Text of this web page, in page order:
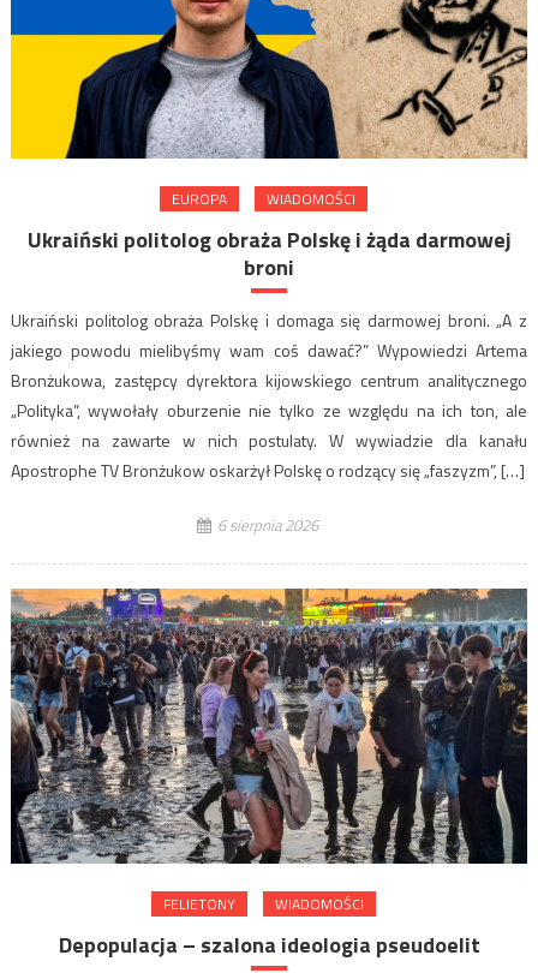
EUROPA WIADOMOŚCI
Ukraiński politolog obraża Polskę i żąda darmowej
broni
Ukraiński politolog obraża Polskę i domaga się darmowej broni. „A z
jakiego powodu mielibyśmy wam coś dawać?” Wypowiedzi Artema
Bronżukowa, zastępcy dyrektora kijowskiego centrum analitycznego
„Polityka”, wywołały oburzenie nie tylko ze względu na ich ton, ale
również na zawarte w nich postulaty. W wywiadzie dla kanału
Apostrophe TV Bronżukow oskarżył Polskę o rodzący się „faszyzm”, […]
6 sierpnia 2026
FELIETONY WIADOMOŚCI
Depopulacja – szalona ideologia pseudoelit